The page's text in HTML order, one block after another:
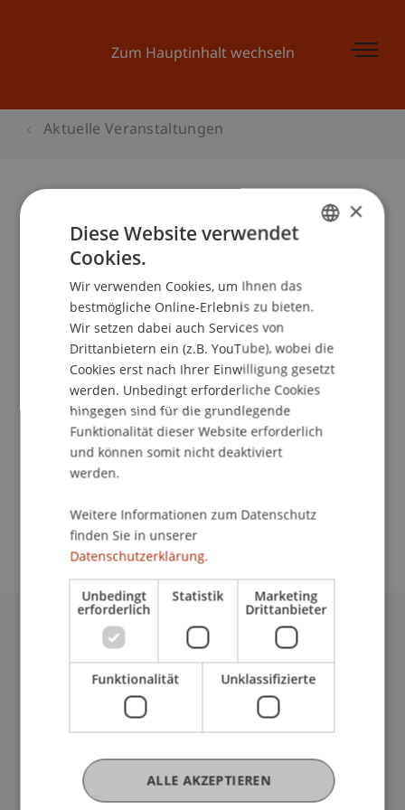
Zum Hauptinhalt wechseln
Aktuelle Veranstaltungen
Liechtensteiner
Konjunkturgespräche 2005
Dozierende:
Prof. Dr. Bend Schips
Prof. Dr. Carsten-Henning Schlag
Empfang
Veranstaltungsdetails
Universität Liechtenstein
Fürst-Franz-Josef-Strasse
9490 Vaduz
T +423 265 11 11
Fußzeile Rechtliche Hinweise
Rechtssammlung
Datenschutzerklärung
×
Diese Website verwendet
Cookies.
Wir verwenden Cookies, um Ihnen das
bestmögliche Online-Erlebnis zu bieten.
Wir setzen dabei auch Services von
Drittanbietern ein (z.B. YouTube), wobei die
Cookies erst nach Ihrer Einwilligung gesetzt
werden. Unbedingt erforderliche Cookies
hingegen sind für die grundlegende
Funktionalität dieser Website erforderlich
und können somit nicht deaktiviert
werden.
Weitere Informationen zum Datenschutz
finden Sie in unserer
Datenschutzerklärung.
Unbedingt
erforderlich
Statistik Marketing
Drittanbieter
Funktionalität Unklassifizierte
ALLE AKZEPTIEREN